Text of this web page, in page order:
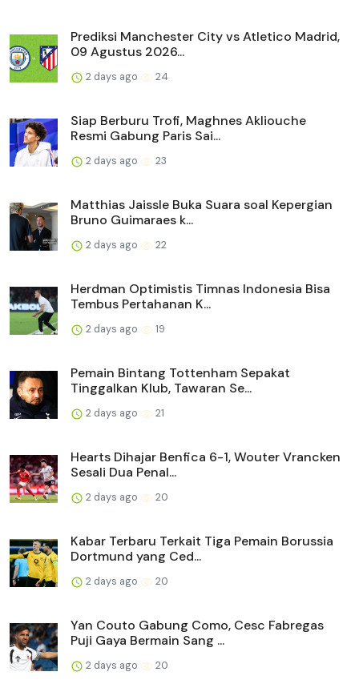
Prediksi Manchester City vs Atletico Madrid,
09 Agustus 2026...
2 days ago 24
Siap Berburu Trofi, Maghnes Akliouche
Resmi Gabung Paris Sai...
2 days ago 23
Matthias Jaissle Buka Suara soal Kepergian
Bruno Guimaraes k...
2 days ago 22
Herdman Optimistis Timnas Indonesia Bisa
Tembus Pertahanan K...
2 days ago 19
Pemain Bintang Tottenham Sepakat
Tinggalkan Klub, Tawaran Se...
2 days ago 21
Hearts Dihajar Benfica 6-1, Wouter Vrancken
Sesali Dua Penal...
2 days ago 20
Kabar Terbaru Terkait Tiga Pemain Borussia
Dortmund yang Ced...
2 days ago 20
Yan Couto Gabung Como, Cesc Fabregas
Puji Gaya Bermain Sang ...
2 days ago 20